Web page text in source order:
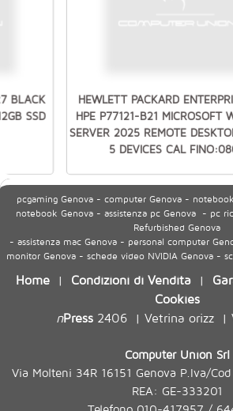
BLACK
SSD
HEWLETT PACKARD
HPE P77121-B21 MICROSOFT
SERVER 2025 REMOTE
5 DEVICES CAL
pcgaming Genova - computer Genova -
notebook Genova - assistenza pc Genova - pc
Refurbished Genova
- assistenza mac Genova - personal computer
monitor Genova - schede video NVIDIA Genova -
Home | Condizioni di Vendita |
Cookies
nPress2406| Vetrina orizz|
Computer Union Srl
Via Molteni 34R 16151 Genova P.Iva/
REA: GE-333201